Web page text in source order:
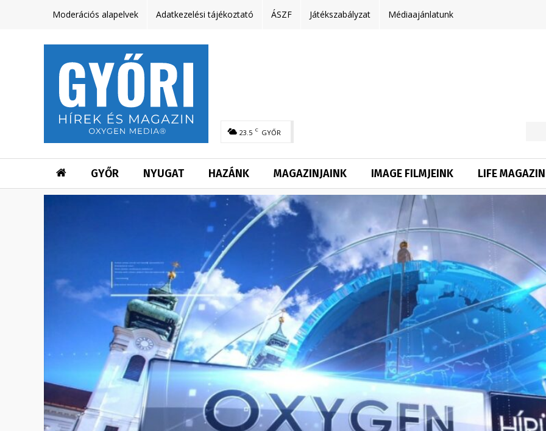
Moderációs alapelvek Adatkezelési tájékoztató ÁSZF Játékszabályzat Médiaajánlatunk
23.5 C GYŐR
GYŐR NYUGAT HAZÁNK MAGAZINJAINK IMAGE FILMJEINK LIFE MAGAZIN